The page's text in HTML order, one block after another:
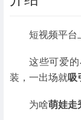
短视频平台
这些可爱
装，一出场就吸
为啥萌娃走